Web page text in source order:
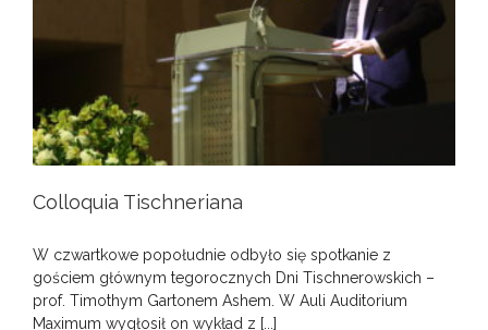
Colloquia Tischneriana
W czwartkowe popołudnie odbyło się spotkanie z
gościem głównym tegorocznych Dni Tischnerowskich –
prof. Timothym Gartonem Ashem. W Auli Auditorium
Maximum wygłosił on wykład z [...]